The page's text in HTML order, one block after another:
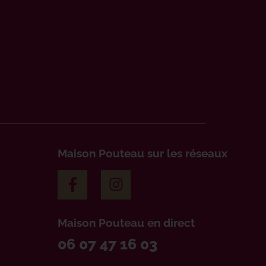
Maison Pouteau sur les réseaux
Maison Pouteau en direct
06 07 47 16 03